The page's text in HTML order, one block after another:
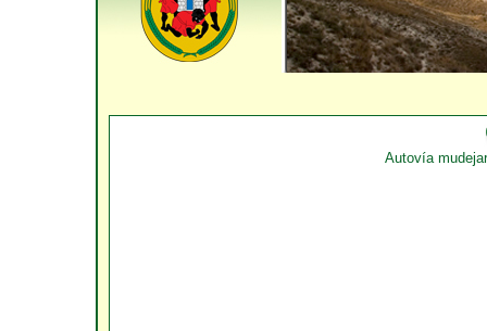
Autovía